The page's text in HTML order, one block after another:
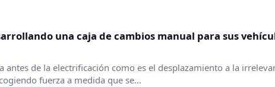
una caja de cambios manual para sus
antes de la electrificación como es el desplazamiento a la
fuerza a medida que se...